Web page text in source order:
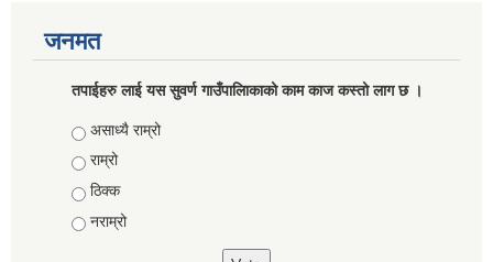
जनमत
तपाईहरु लाई यस सुवर्ण गाउँपालिाकाको काम काज कस्तो लाग छ ।
Choices
असाध्यै राम्रो
राम्रो
ठिक्क
नराम्रो